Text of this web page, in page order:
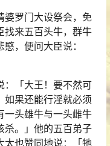
婆罗门大设祭会，免
找来五百头牛，群牛
，便问大臣说：
：「大王！要不然可
如果还能行淫就必须
一头雄牛与一头雌牛
杀。」他的五百弟子
太也赞同地说：「牠